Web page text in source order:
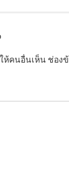
ห้คนอื่นเห็น ช่อง